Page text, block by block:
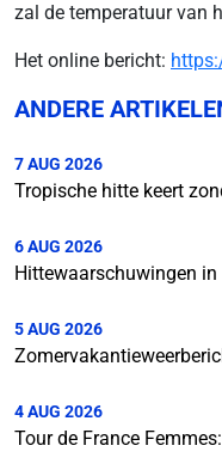
zal de temperatuur van
Het online bericht:
ANDERE
7 AUG 2026
Tropische hitte keert
6 AUG 2026
Hittewaarschuwingen
5 AUG 2026
4 AUG 2026
Tour de France